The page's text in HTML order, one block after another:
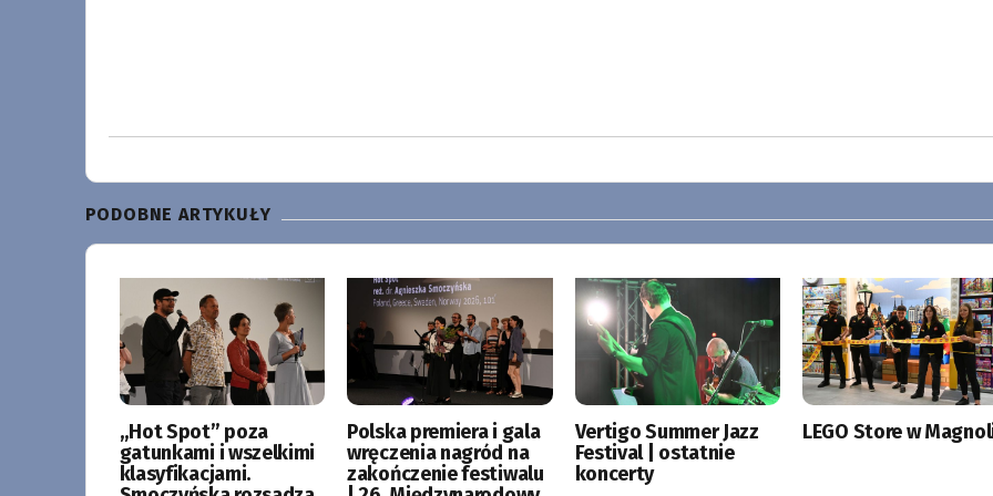
PODOBNE ARTYKUŁY
„Hot Spot” poza
gatunkami i wszelkimi
klasyfikacjami.
Polska premiera i gala
wręczenia nagród na
zakończenie festiwalu
Vertigo Summer Jazz
Festival | ostatnie
koncerty
LEGO Store w